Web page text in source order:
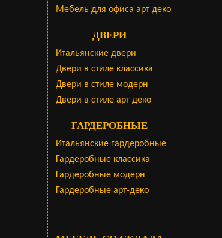
Мебель для офиса арт деко
ДВЕРИ
Итальянские двери
Двери в стиле классика
Двери в стиле модерн
Двери в стиле арт деко
ГАРДЕРОБНЫЕ
Итальянские гардеробные
Гардеробные классика
Гардеробные модерн
Гардеробные арт-деко